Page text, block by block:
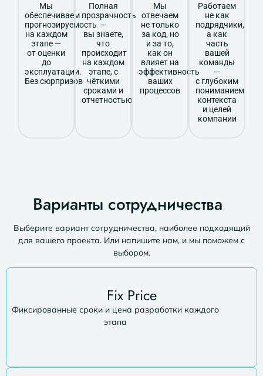
Мы
обеспечиваем
прогнозируемость
на каждом
этапе —
от оценки
до
эксплуатации.
Без сюрпризов
Полная
прозрачность
—
вы знаете,
что
происходит
на каждом
этапе, с
чёткими
сроками и
отчетностью
Мы
отвечаем
не только
за код, но
и за то,
как он
влияет на
эффективность
ваших
процессов
Работаем
не как
подрядчики,
а как
часть
вашей
команды
—
с глубоким
пониманием
контекста
и целей
компании
Варианты сотрудничества
Выберите вариант сотрудничества, наиболее подходящий
для вашего проекта. Или напишите нам, и мы поможем с
выбором.
Fix Price
Фиксированные сроки и цена разработки каждого
этапа